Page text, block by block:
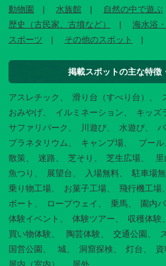
動物園
水族館 自然の中で遊ぶ
歴史（古民家、古墳など）
海水浴
スポーツ
その他のスポット
掲載スポットの主な特徴
アスレチック 滑り台（すべり台）
おみやげ
イルミネーション キッズ
サファリパーク
川遊び 水遊び
プラネタリウム
キャンプ場 プール
散策
迷路 芝そり 芝生広場
魚つり
展望台 入場無料 駐車場
乗り物工場
お菓子工場 飛行機工場
ボート
ロープウェイ 乗馬 園内
体験イベント
体験ツアー 収穫体験
買い物体験
陶芸体験 交通公園
国営公園
城 洞窟探検 灯台